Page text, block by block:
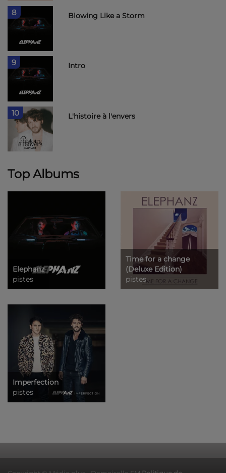
8 Blowing Like a Storm
9 Intro
10 L'histoire à l'envers
Top Albums
Elephanz
pistes
Time for a change
(Deluxe Edition)
pistes
Imperfection
pistes